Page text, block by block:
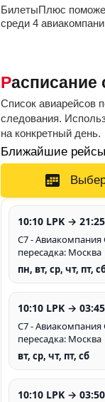
БилетыПлюс
среди 4
Список авиарейсов
следования.
на конкретный день.
Ближайшие
10:10 LPK →
С7 - Авиакомпания
пересадка: Москва
пн, вт, ср, чт, пт,
10:10 LPK →
С7 - Авиакомпания
пересадка: Москва
вт, ср, чт, пт, сб
10:10 LPK →